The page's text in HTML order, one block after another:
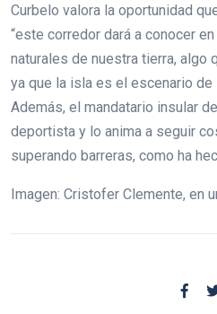
Curbelo valora la oportunidad
“este corredor dará a conocer
naturales de nuestra tierra, algo
ya que la isla es el escenario de
Además, el mandatario insular
deportista y lo anima a seguir
superando barreras, como ha
Imagen: Cristofer Clemente, en